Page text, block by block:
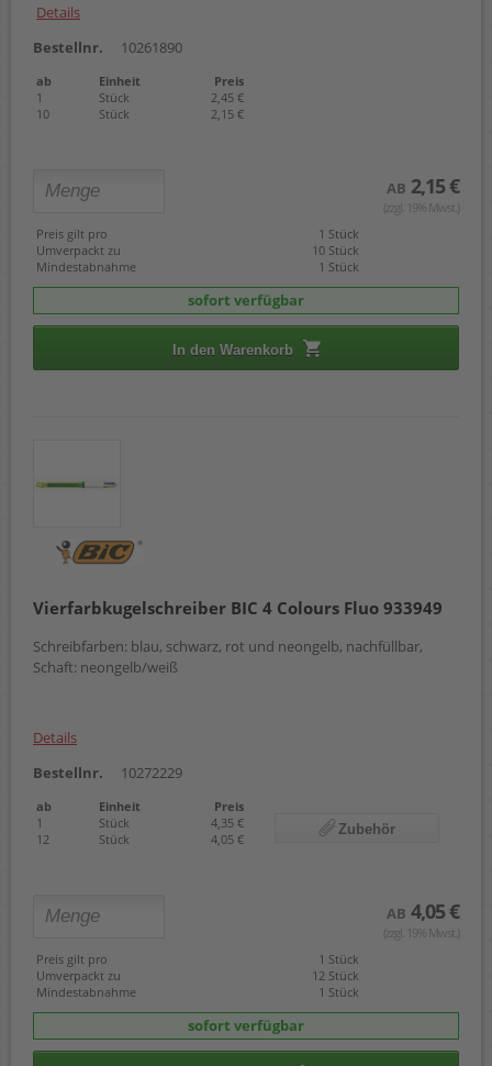
Details
Bestellnr.
10261890
ab Einheit
Preis
1
Stück
2,45 €
10
Stück 2,15 €
AB 2,15 €
(zzgl. 19% Mwst.)
Preis gilt pro
1 Stück
Umverpackt zu
10 Stück
Mindestabnahme
1 Stück
sofort verfügbar
In den Warenkorb
Vierfarbkugelschreiber BIC 4 Colours Fluo 933949
Schreibfarben: blau, schwarz, rot und neongelb, nachfüllbar,
Schaft: neongelb/weiß
Details
Bestellnr.
10272229
ab Einheit
Preis
1
Stück
4,35 €
12
Stück 4,05 €
Zubehör
AB 4,05 €
(zzgl. 19% Mwst.)
Preis gilt pro
1 Stück
Umverpackt zu
12 Stück
Mindestabnahme
1 Stück
sofort verfügbar